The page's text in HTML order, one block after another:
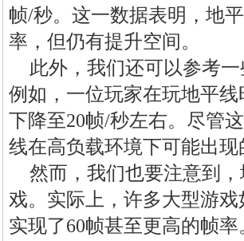
帧/秒。这一数据表明，地
率，但仍有提升空间。
此外，我们还可以参考
例如，一位玩家在玩地平
下降至20帧/秒左右。尽管
线在高负载环境下可能出现
然而，我们也要注意到
戏。实际上，许多大型游
实现了60帧甚至更高的帧